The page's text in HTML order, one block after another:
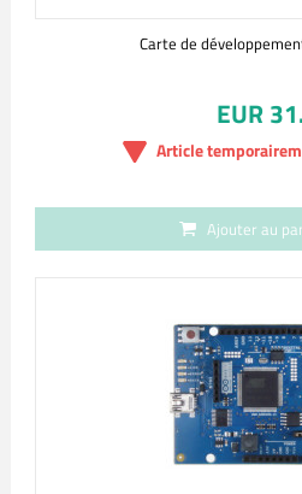
Carte de
EUR
Article
Ajouter au